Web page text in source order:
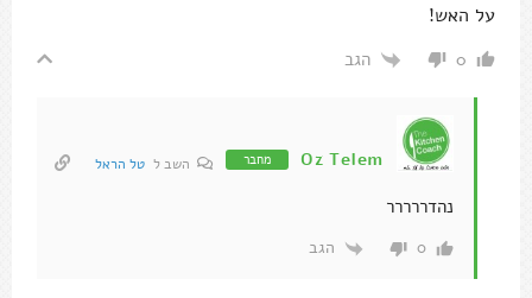
על האש!
0 הגב
Oz Telem מחבר השב ל טל הראל
נהדררררר
0 הגב